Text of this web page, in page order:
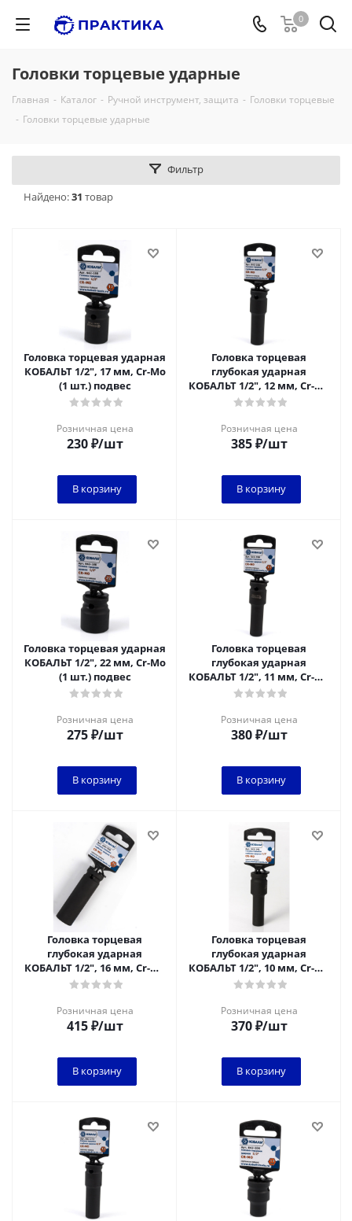
0
Головки торцевые ударные
Главная - Каталог - Ручной инструмент, защита - Головки торцевые
- Головки торцевые ударные
Фильтр
Найдено:31 товар
Головка торцевая ударная
КОБАЛЬТ 1/2", 17 мм, Cr-Mo
(1 шт.) подвес
Розничная цена
230₽/шт
В корзину
Головка торцевая
глубокая ударная
КОБАЛЬТ 1/2", 12 мм, Cr-Mo
(1 шт.) подвес
Розничная цена
385₽/шт
В корзину
Головка торцевая ударная
КОБАЛЬТ 1/2", 22 мм, Cr-Mo
(1 шт.) подвес
Розничная цена
275₽/шт
В корзину
Головка торцевая
глубокая ударная
КОБАЛЬТ 1/2", 11 мм, Cr-Mo
(1 шт.) подвес
Розничная цена
380₽/шт
В корзину
Головка торцевая
глубокая ударная
КОБАЛЬТ 1/2", 16 мм, Cr-Mo
(1 шт.) подвес
Розничная цена
415₽/шт
В корзину
Головка торцевая
глубокая ударная
КОБАЛЬТ 1/2", 10 мм, Cr-Mo
(1 шт.) подвес
Розничная цена
370₽/шт
В корзину